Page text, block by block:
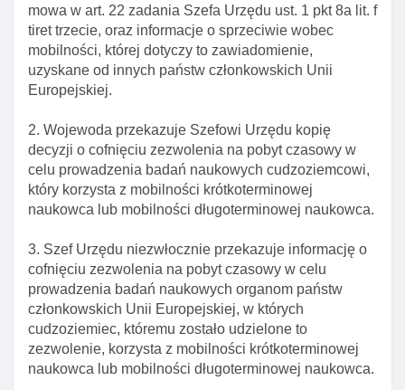
mowa w art. 22 zadania Szefa Urzędu ust. 1 pkt 8a lit. f
tiret trzecie, oraz informacje o sprzeciwie wobec
mobilności, której dotyczy to zawiadomienie,
uzyskane od innych państw członkowskich Unii
Europejskiej.
2. Wojewoda przekazuje Szefowi Urzędu kopię
decyzji o cofnięciu zezwolenia na pobyt czasowy w
celu prowadzenia badań naukowych cudzoziemcowi,
który korzysta z mobilności krótkoterminowej
naukowca lub mobilności długoterminowej naukowca.
3. Szef Urzędu niezwłocznie przekazuje informację o
cofnięciu zezwolenia na pobyt czasowy w celu
prowadzenia badań naukowych organom państw
członkowskich Unii Europejskiej, w których
cudzoziemiec, któremu zostało udzielone to
zezwolenie, korzysta z mobilności krótkoterminowej
naukowca lub mobilności długoterminowej naukowca.
Art. 151a. Skutki decyzji o odmowie lub cofnięciu
zatwierdzenia jednostki naukowej
Art. 151b. Zezwolenie na pobyt czasowy w celu
mobilnośCI Długoterminowej naukowca
realizacji projektu badawczego
Art. 153. Okres ważnośCI zezwolenia na pobyt
czasowy w celu prowadzenia badań naukowych
Art. 154. Przesłanki odmowy udzielenia
badań naukowych
Art. 154a. Przesłanki cofnięcia zezwolenia na
pobyt czasowy naukowca w celu prowadzenia
badań naukowych lub mobilnośCI
Długoterminowej
Art. 155. Przesłanki odmowy wszczęcia
postępowania w sprawie udzielenia zezwolenia na